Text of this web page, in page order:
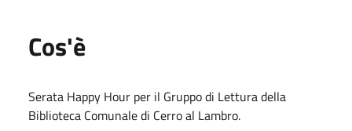
Cos'è
Serata Happy Hour per il Gruppo di Lettura della
Biblioteca Comunale di Cerro al Lambro.